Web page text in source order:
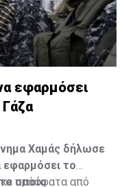
εφαρμόσει
Χαμάς δήλωσε
εφαρμόσει το
οποίο
πρόσφατα από